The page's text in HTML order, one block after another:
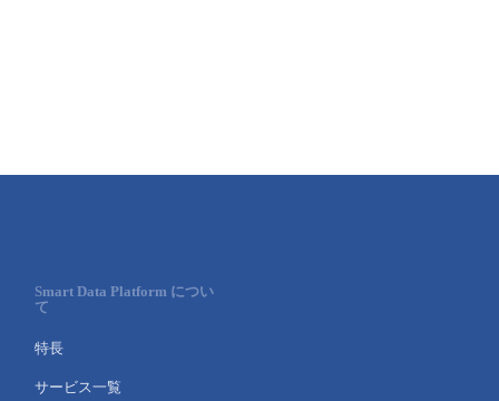
- vUTM2
Smart Data Platform につい
て
特長
サービス一覧